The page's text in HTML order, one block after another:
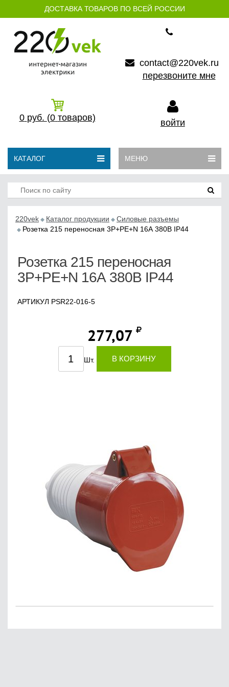
ДОСТАВКА ТОВАРОВ ПО ВСЕЙ РОССИИ
contact@220vek.ru
перезвоните мне
0 руб. (0 товаров) войти
КАТАЛОГ МЕНЮ
220vek Каталог продукции
Силовые разъемы
Розетка 215 переносная 3Р+РЕ+N 16А 380В IP44
Розетка 215 переносная
3Р+РЕ+N 16А 380В IP44
АРТИКУЛ PSR22-016-5
277,07
Шт. В КОРЗИНУ